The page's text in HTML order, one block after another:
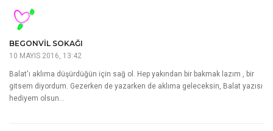
BEGONVIL SOKAĞI
10 MAYIS 2016, 13:42
Balat'ı aklıma düşürdüğün için sağ ol. Hep yakından bir bakmak lazım , bir
gitsem diyordum. Gezerken de yazarken de aklıma geleceksin, Balat yazısı
hediyem olsun…